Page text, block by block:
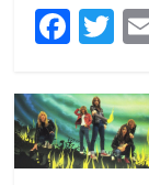
F
a
c
e
b
T
w
itt
er